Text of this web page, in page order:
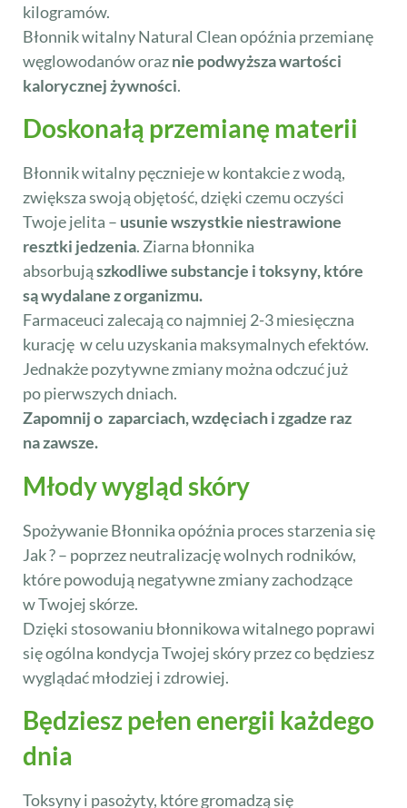
kilogramów.
Błonnik witalny Natural Clean opóźnia przemianę
węglowodanów oraznie podwyższa wartości
kalorycznej żywności.
Doskonałą przemianę materii
Błonnik witalny pęcznieje w kontakcie z wodą,
zwiększa swoją objętość, dzięki czemu oczyści
Twoje jelita – usunie wszystkie niestrawione
resztki jedzenia. Ziarna błonnika
absorbująszkodliwe substancje i toksyny, które
są wydalane z organizmu.
Farmaceuci zalecają co najmniej 2-3 miesięczna
kurację w celu uzyskania maksymalnych efektów.
Jednakże pozytywne zmiany można odczuć już
po pierwszych dniach.
Zapomnij o zaparciach, wzdęciach i zgadze raz
na zawsze.
Młody wygląd skóry
Spożywanie Błonnika opóźnia proces starzenia się
Jak ? – poprzez neutralizację wolnych rodników,
które powodują negatywne zmiany zachodzące
w Twojej skórze.
Dzięki stosowaniu błonnikowa witalnego poprawi
się ogólna kondycja Twojej skóry przez co będziesz
wyglądać młodziej i zdrowiej.
Będziesz pełen energii każdego
dnia
Toksyny i pasożyty, które gromadzą się